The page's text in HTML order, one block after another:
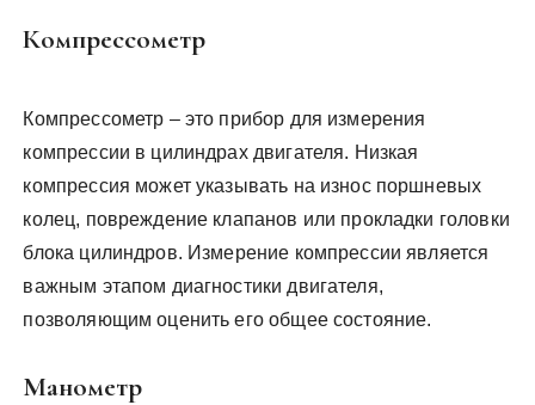
Компрессометр
Компрессометр – это прибор для измерения
компрессии в цилиндрах двигателя. Низкая
компрессия может указывать на износ поршневых
колец, повреждение клапанов или прокладки головки
блока цилиндров. Измерение компрессии является
важным этапом диагностики двигателя,
позволяющим оценить его общее состояние.
Манометр